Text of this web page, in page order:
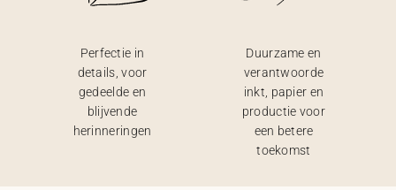
Perfectie in
details, voor
gedeelde en
blijvende
herinneringen
Duurzame en
verantwoorde
inkt, papier en
productie voor
een betere
toekomst